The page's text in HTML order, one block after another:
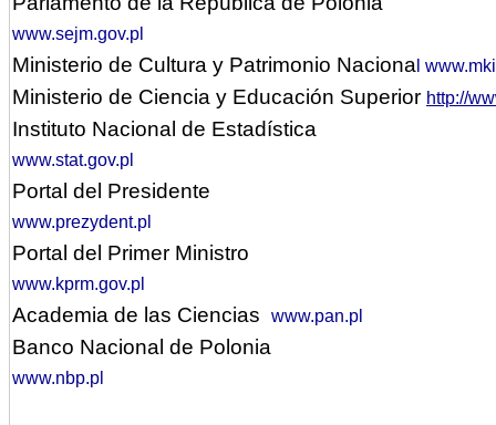
www.sejm.gov.pl
Ministerio de Cultura y Patrimonio Naciona l
Ministerio de Ciencia y Educación Superior http://
Instituto Nacional de Estadística
www.stat.gov.pl
Portal del Presidente
www.prezydent.pl
Portal del Primer Ministro
www.kprm.gov.pl
Academia de las Ciencias www.pan.pl
Banco Nacional de Polonia
www.nbp.pl